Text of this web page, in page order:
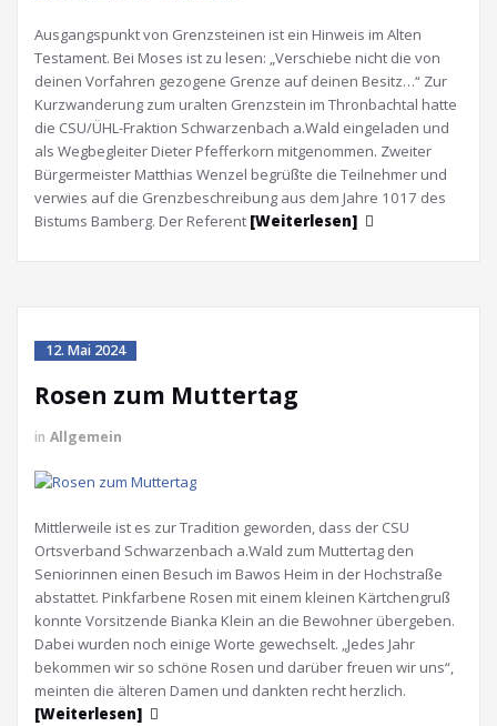
Ausgangspunkt von Grenzsteinen ist ein Hinweis im Alten
Testament. Bei Moses ist zu lesen: „Verschiebe nicht die von
deinen Vorfahren gezogene Grenze auf deinen Besitz…“ Zur
Kurzwanderung zum uralten Grenzstein im Thronbachtal hatte
die CSU/ÜHL-Fraktion Schwarzenbach a.Wald eingeladen und
als Wegbegleiter Dieter Pfefferkorn mitgenommen. Zweiter
Bürgermeister Matthias Wenzel begrüßte die Teilnehmer und
verwies auf die Grenzbeschreibung aus dem Jahre 1017 des
Bistums Bamberg. Der Referent [Weiterlesen]
12. Mai 2024
Rosen zum Muttertag
in Allgemein
Mittlerweile ist es zur Tradition geworden, dass der CSU
Ortsverband Schwarzenbach a.Wald zum Muttertag den
Seniorinnen einen Besuch im Bawos Heim in der Hochstraße
abstattet. Pinkfarbene Rosen mit einem kleinen Kärtchengruß
konnte Vorsitzende Bianka Klein an die Bewohner übergeben.
Dabei wurden noch einige Worte gewechselt. „Jedes Jahr
bekommen wir so schöne Rosen und darüber freuen wir uns“,
meinten die älteren Damen und dankten recht herzlich.
[Weiterlesen]